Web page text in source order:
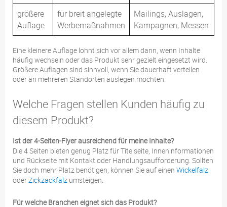
größere
Auflage
für breit angelegte
Werbemaßnahmen
Mailings, Auslagen,
Kampagnen, Messen
Eine kleinere Auflage lohnt sich vor allem dann, wenn Inhalte
häufig wechseln oder das Produkt sehr gezielt eingesetzt wird.
Größere Auflagen sind sinnvoll, wenn Sie dauerhaft verteilen
oder an mehreren Standorten auslegen möchten.
Welche Fragen stellen Kunden häufig zu
diesem Produkt?
Ist der 4-Seiten-Flyer ausreichend für meine Inhalte?
Die 4 Seiten bieten genug Platz für Titelseite, Inneninformationen
und Rückseite mit Kontakt oder Handlungsaufforderung. Sollten
Sie doch mehr Platz benötigen, können Sie auf einen Wickelfalz
oderZickzackfalz umsteigen.
Für welche Branchen eignet sich das Produkt?